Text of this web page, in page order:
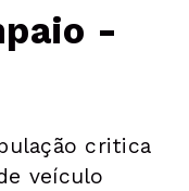
-
critica
veículo